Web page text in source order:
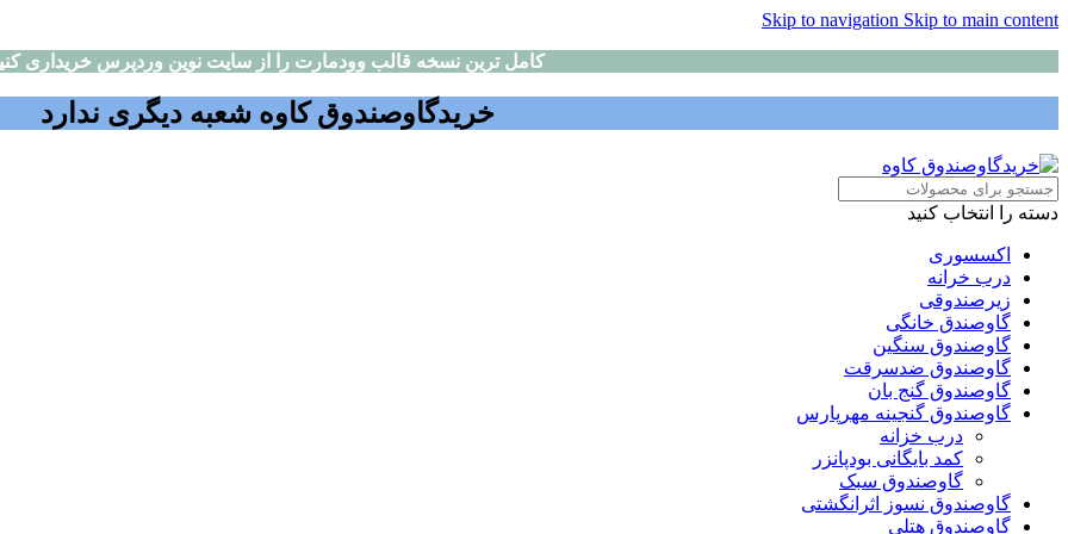
Skip to navigation Skip to main content
کامل ترین نسخه قالب وودمارت را از سایت نوین وردپرس خریداری
خریدگاوصندوق کاوه شعبه دیگری ندارد
دسته را انتخاب کنید
اکسسوری
درب خرانه
زیرصندوقی
گاوصندق خانگی
گاوصندوق سنگین
گاوصندوق ضدسرقت
گاوصندوق گنج بان
گاوصندوق گنجینه مهرپارس
درب خزانه
کمد بایگانی بودپانزر
گاوصندوق سبک
گاوصندوق نسوز اثرانگشتی
گاوصندوق هتلی